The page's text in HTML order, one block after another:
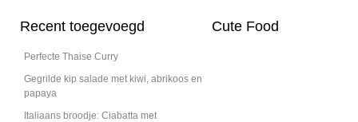
Recent toegevoegd
Perfecte Thaise Curry
Gegrilde kip salade met kiwi, abrikoos en
papaya
Italiaans broodje: Ciabatta met
Cute Food